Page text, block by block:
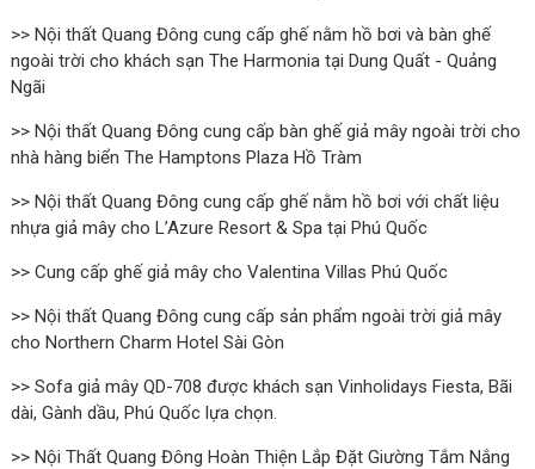
>> Nội thất Quang Đông cung cấp ghế nằm hồ bơi và bàn ghế
ngoài trời cho khách sạn The Harmonia tại Dung Quất - Quảng
Ngãi
>> Nội thất Quang Đông cung cấp bàn ghế giả mây ngoài trời cho
nhà hàng biển The Hamptons Plaza Hồ Tràm
>> Nội thất Quang Đông cung cấp ghế nằm hồ bơi với chất liệu
nhựa giả mây cho L’Azure Resort & Spa tại Phú Quốc
>> Cung cấp ghế giả mây cho Valentina Villas Phú Quốc
>> Nội thất Quang Đông cung cấp sản phẩm ngoài trời giả mây
cho Northern Charm Hotel Sài Gòn
>> Sofa giả mây QD-708 được khách sạn Vinholidays Fiesta, Bãi
dài, Gành dầu, Phú Quốc lựa chọn.
>> Nội Thất Quang Đông Hoàn Thiện Lắp Đặt Giường Tắm Nắng